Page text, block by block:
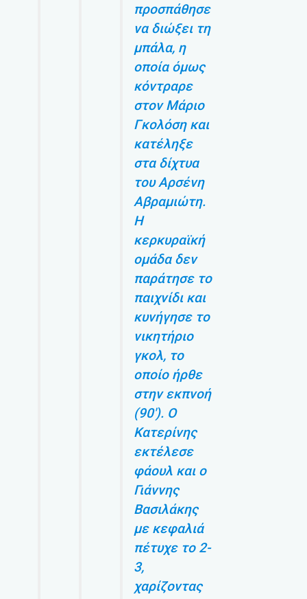
προσπάθησε
να διώξει τη
μπάλα, η
οποία όμως
κόντραρε
στον Μάριο
Γκολόση και
κατέληξε
στα δίχτυα
του Αρσένη
Αβραμιώτη.
Η
κερκυραϊκή
ομάδα δεν
παράτησε το
παιχνίδι και
κυνήγησε το
νικητήριο
γκολ, το
οποίο ήρθε
στην εκπνοή
(90′). Ο
Κατερίνης
εκτέλεσε
φάουλ και ο
Γιάννης
Βασιλάκης
με κεφαλιά
πέτυχε το 2-
3,
χαρίζοντας